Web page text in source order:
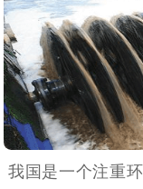
我国是一个注重